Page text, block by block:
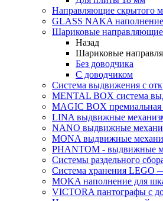
Направляющие скрытого
GLASS NAKA
Шариковые направляющие
Назад
Шариковые
Без доводчика
С доводчиком
Система выдвижения с
MENTAL BOX система
MAGIC BOX
LINA выдвижные
NANO выдвижные
MONA выдвижные
PHANTOM - выдвижные
Системы раздельного
Система хранения LEGO
MOKA наполнение для
VICTORA пантографы с